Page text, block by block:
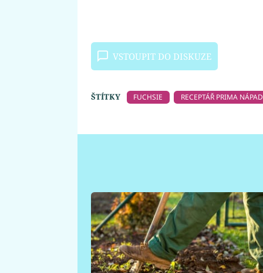
VSTOUPIT DO DISKUZE
ŠTÍTKY FUCHSIE RECEPTÁŘ PRIMA